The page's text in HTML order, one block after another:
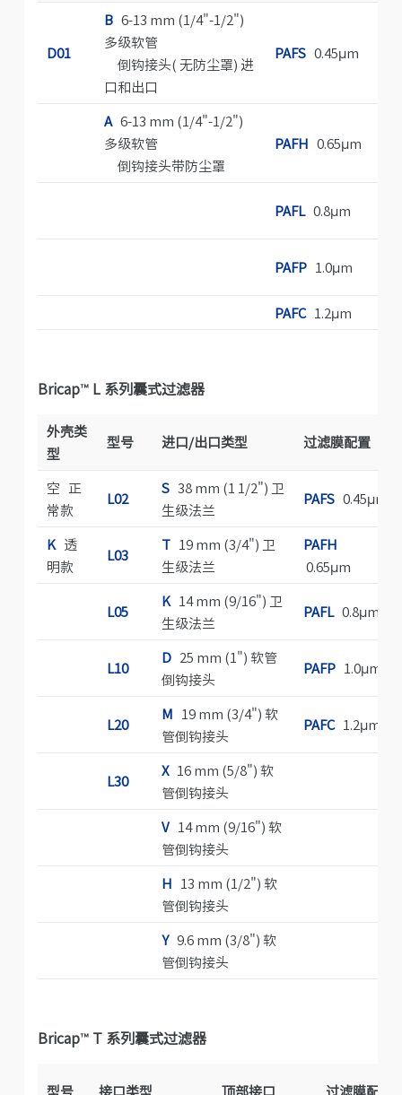
D01
B6-13 mm (1/4"-1/2")
多级软管
倒钩接头( 无防尘罩) 进
口和出口
PAFS0.45μm
A6-13 mm (1/4"-1/2")
多级软管
倒钩接头带防尘罩
PAFH 0.65μm
PAFL0.8μm
PAFP1.0μm
PAFC1.2μm
Bricap™ L 系列囊式过滤器
外壳类
型
型号 进口/出口类型 过滤膜配置
空 正
常款
L02
S38 mm (1 1/2") 卫
生级法兰
PAFS0.45μm
K透
明款
L03
T19 mm (3/4") 卫
生级法兰
PAFH
0.65μm
L05
K14 mm (9/16") 卫
生级法兰
PAFL0.8μm
L10
D25 mm (1") 软管
倒钩接头
PAFP1.0μm
L20
M 19 mm (3/4") 软
管倒钩接头
PAFC1.2μm
L30
X16 mm (5/8") 软
管倒钩接头
V14 mm (9/16") 软
管倒钩接头
H 13 mm (1/2") 软
管倒钩接头
Y9.6 mm (3/8") 软
管倒钩接头
Bricap™ T 系列囊式过滤器
型号 接口类型 顶部接口 过滤膜配置